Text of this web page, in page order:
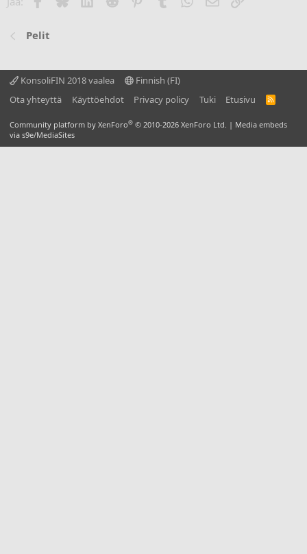
Pelit
KonsoliFIN 2018 vaalea
Finnish (FI)
Ota yhteyttä
Käyttöehdot Privacy policy Tuki Etusivu
R
Community platform by XenForo® © 2010-2026 XenForo Ltd. | Media embeds
via s9e/MediaSites